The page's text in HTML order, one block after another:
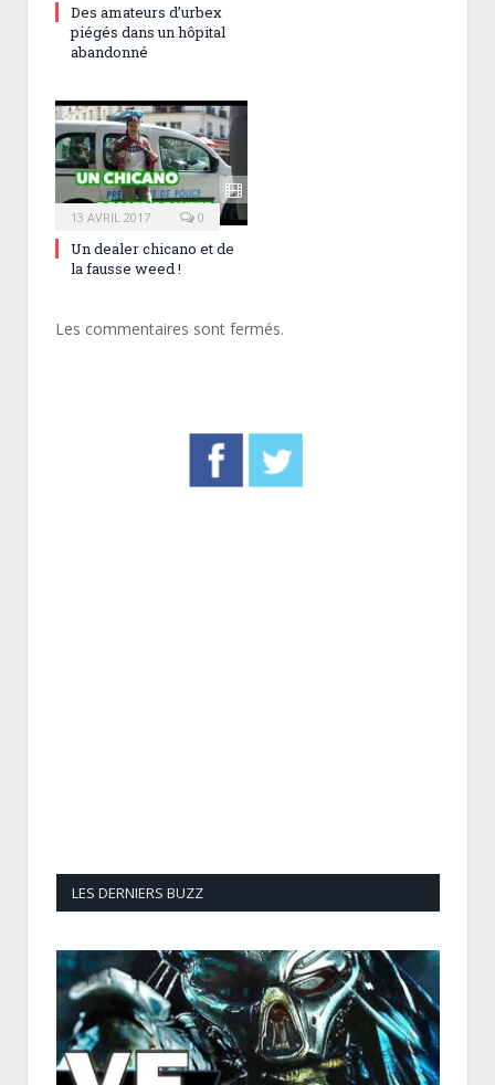
Des amateurs d’urbex
piégés dans un hôpital
abandonné
13 AVRIL 2017 0
Un dealer chicano et de
la fausse weed !
Les commentaires sont fermés.
LES DERNIERS BUZZ